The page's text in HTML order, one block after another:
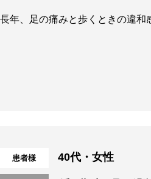
患者様 40代・女性